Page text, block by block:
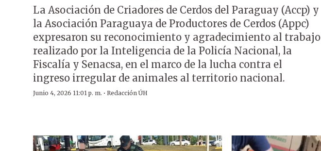
La Asociación de Criadores de Cerdos del Paraguay (Accp) y
la Asociación Paraguaya de Productores de Cerdos (Appc)
expresaron su reconocimiento y agradecimiento al trabajo
realizado por la Inteligencia de la Policía Nacional, la
Fiscalía y Senacsa, en el marco de la lucha contra el
ingreso irregular de animales al territorio nacional.
Junio 4, 2026 11:01 p. m. · Redacción ÚH